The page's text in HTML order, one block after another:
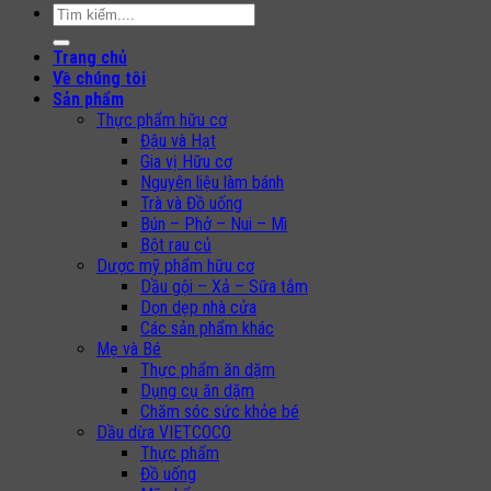
Search
for:
Trang chủ
Về chúng tôi
Sản phẩm
Thực phẩm hữu cơ
Đậu và Hạt
Gia vị Hữu cơ
Nguyên liệu làm bánh
Trà và Đồ uống
Bún – Phở – Nui – Mì
Bột rau củ
Dược mỹ phẩm hữu cơ
Dầu gội – Xả – Sữa tắm
Dọn dẹp nhà cửa
Các sản phẩm khác
Mẹ và Bé
Thực phẩm ăn dặm
Dụng cụ ăn dặm
Chăm sóc sức khỏe bé
Dầu dừa VIETCOCO
Thực phẩm
Đồ uống